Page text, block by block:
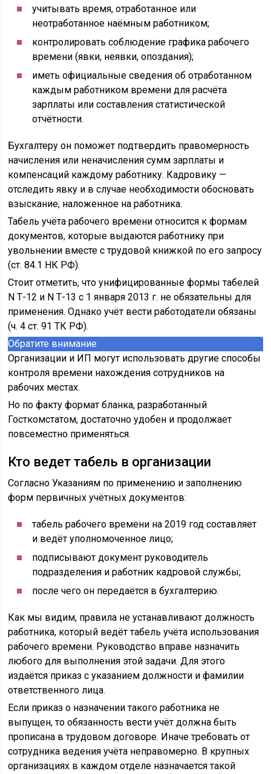
учитывать время, отработанное или
неотработанное наёмным работником;
контролировать соблюдение графика рабочего
времени (явки, неявки, опоздания);
иметь официальные сведения об отработанном
каждым работником времени для расчёта
зарплаты или составления статистической
отчётности.
Бухгалтеру он поможет подтвердить правомерность
начисления или неначисления сумм зарплаты и
компенсаций каждому работнику. Кадровику —
отследить явку и в случае необходимости обосновать
взыскание, наложенное на работника.
Табель учёта рабочего времени относится к формам
документов, которые выдаются работнику при
увольнении вместе с трудовой книжкой по его запросу
(ст. 84.1 НК РФ).
Стоит отметить, что унифицированные формы табелей
N Т-12 и N Т-13 с 1 января 2013 г. не обязательны для
применения. Однако учёт вести работодатели обязаны
(ч. 4 ст. 91 ТК РФ).
Обратите внимание
Организации и ИП могут использовать другие способы
контроля времени нахождения сотрудников на
рабочих местах.
Но по факту формат бланка, разработанный
Госткомстатом, достаточно удобен и продолжает
повсеместно применяться.
Кто ведет табель в организации
Согласно Указаниям по применению и заполнению
форм первичных учётных документов:
табель рабочего времени на 2019 год составляет
и ведёт уполномоченное лицо;
подписывают документ руководитель
подразделения и работник кадровой службы;
после чего он передаётся в бухгалтерию.
Как мы видим, правила не устанавливают должность
работника, который ведёт табель учёта использования
рабочего времени. Руководство вправе назначить
любого для выполнения этой задачи. Для этого
издаётся приказ с указанием должности и фамилии
ответственного лица.
Если приказ о назначении такого работника не
выпущен, то обязанность вести учёт должна быть
прописана в трудовом договоре. Иначе требовать от
сотрудника ведения учёта неправомерно. В крупных
организациях в каждом отделе назначается такой